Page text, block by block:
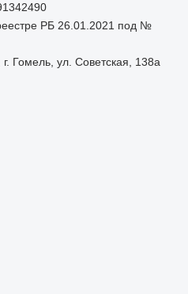
РБ 26.01.2021 под №
Гомель, ул. Советская, 138а